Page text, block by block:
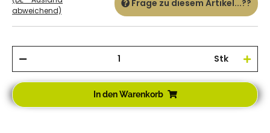
abweichend)
Frage zu diesem Artikel...??
Stk
In den Warenkorb